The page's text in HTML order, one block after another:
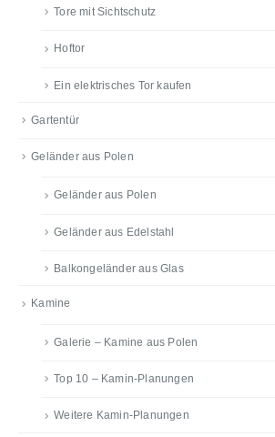
Tore mit Sichtschutz
Hoftor
Ein elektrisches Tor kaufen
Gartentür
Geländer aus Polen
Geländer aus Polen
Geländer aus Edelstahl
Balkongeländer aus Glas
Kamine
Galerie – Kamine aus Polen
Top 10 – Kamin-Planungen
Weitere Kamin-Planungen